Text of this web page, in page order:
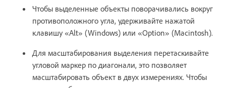
Чтобы выделенные объекты поворачивались вокруг
противоположного угла, удерживайте нажатой
клавишу «Alt» (Windows) или «Option» (Macintosh).
Для масштабирования выделения перетаскивайте
угловой маркер по диагонали, это позволяет
масштабировать объект в двух измерениях. Чтобы